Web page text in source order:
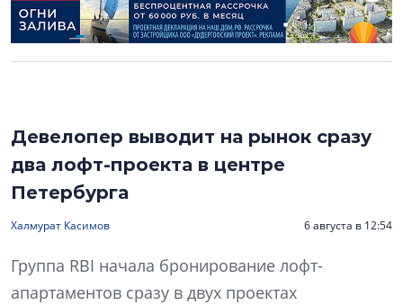
Девелопер выводит на рынок сразу
два лофт-проекта в центре
Петербурга
Халмурат Касимов 6 августа в 12:54
Группа RBI начала бронирование лофт-
апартаментов сразу в двух проектах